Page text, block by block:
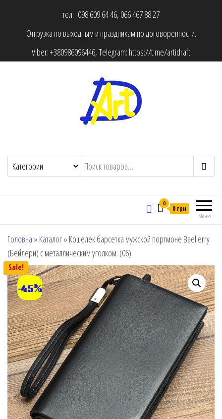
тел: 098 609 64 46, 066 467 88 27
Отгрузка по выходным и праздникам по договоренности.
Viber:+380986096446, Telegram: https://t.me/artidraft
Меню
0
0 грн
Головна » Каталог» Кошелек барсетка мужской портмоне Baellerry
(Бейлери) с металлическим уголком. (06)
Sale!
-45%